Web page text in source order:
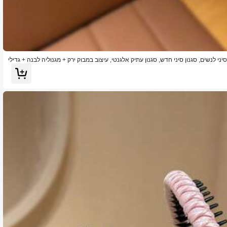
לנשים, סגנון סיני חדש, סגנון עתיק אלגנטי, עיצוב במבוק ירק + מגנוליה לבנה + גדילי
סיני חדש, סידור שיער יומיומי, אביזרי שיער לנשים, סיכת שיער, אביזרי כדור, אביזרי